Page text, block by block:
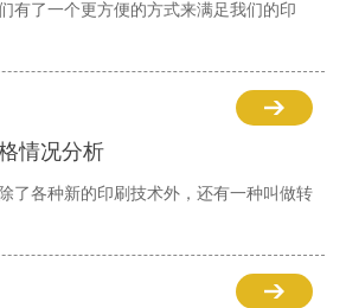
有了一个更方便的方式来满足我们的印
情况分析
了各种新的印刷技术外，还有一种叫做转